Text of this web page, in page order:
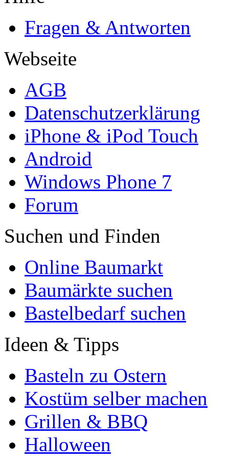
Fragen & Antworten
Webseite
AGB
Datenschutzerklärung
iPhone & iPod Touch
Android
Windows Phone 7
Forum
Suchen und Finden
Online Baumarkt
Baumärkte suchen
Bastelbedarf suchen
Ideen & Tipps
Basteln zu Ostern
Kostüm selber machen
Grillen & BBQ
Halloween